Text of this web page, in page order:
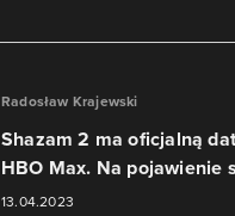
Radosław Krajewski
Shazam 2 ma oficjalną
HBO Max. Na pojawienie
13.04.2023